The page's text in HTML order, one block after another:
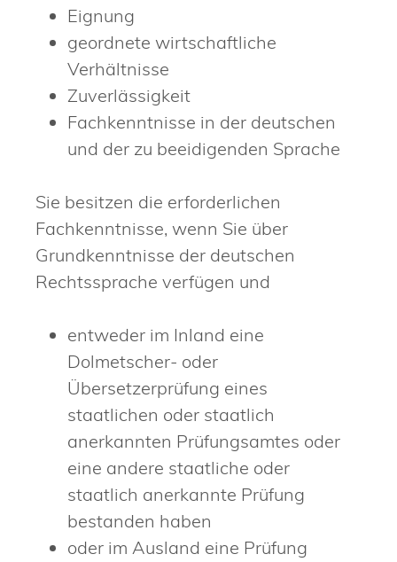
Eignung
geordnete wirtschaftliche
Verhältnisse
Zuverlässigkeit
Fachkenntnisse in der deutschen
und der zu beeidigenden Sprache
Sie besitzen die erforderlichen
Fachkenntnisse, wenn Sie über
Grundkenntnisse der deutschen
Rechtssprache verfügen und
entweder im Inland eine
Dolmetscher- oder
Übersetzerprüfung eines
staatlichen oder staatlich
anerkannten Prüfungsamtes oder
eine andere staatliche oder
staatlich anerkannte Prüfung
bestanden haben
oder im Ausland eine Prüfung